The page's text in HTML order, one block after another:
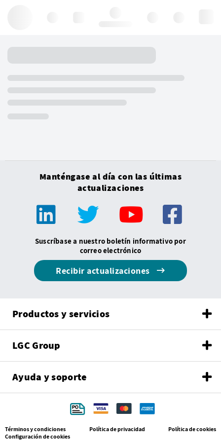
Manténgase al día con las últimas
actualizaciones
Suscríbase a nuestro boletín informativo por
correo electrónico
Recibir actualizaciones
Productos y servicios
LGC Group
Ayuda y soporte
Términos y condiciones Política de privacidad
Política de cookies
Configuración de cookies